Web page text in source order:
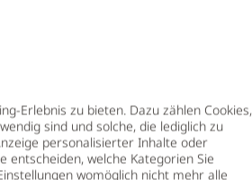
Erlebnis zu bieten. Dazu zählen Cookies,
sind und solche, die lediglich zu
personalisierter Inhalte oder
welche Kategorien Sie
womöglich nicht mehr alle